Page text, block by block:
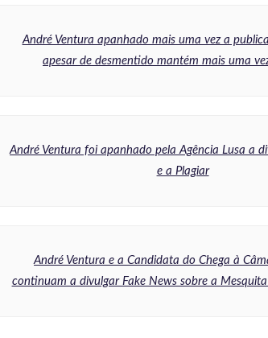
André Ventura apanhado mais uma vez a
apesar de desmentido mantém mais uma
André Ventura foi apanhado pela Agência Lusa a
e a Plagiar
André Ventura e a Candidata do Chega à
continuam a divulgar Fake News sobre a